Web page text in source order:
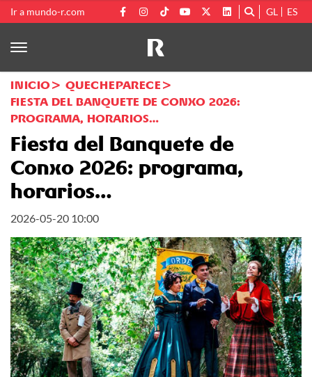
Ir a mundo-r.com GL ES
INICIO
QUECHEPARECE
FIESTA DEL BANQUETE DE CONXO 2026:
PROGRAMA, HORARIOS…
Fiesta del Banquete de
Conxo 2026: programa,
horarios…
2026-05-20 10:00